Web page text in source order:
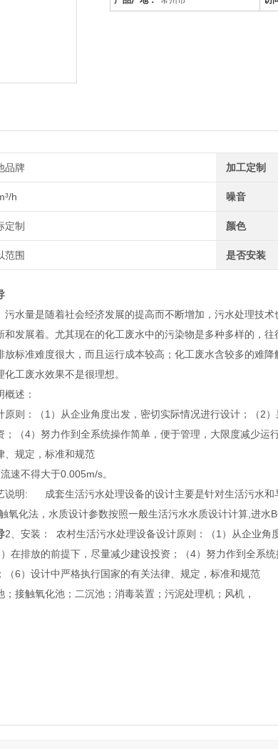
品牌 加工定制
h 噪音
定制 颜色
范围 是否安装
污水量是随着社会经济发展的提高而不断增加，污水处理技
和发展着。尤其现在的化工废水中的污染物是多种多样的，
放标准难度很大，而且运行成本较高；化工废水含较多的难
工废水效果不是很理想。
述：
原则：（1）从企业角度出发，密切实际情况进行设计；（2
；（4）努力作到全系统操作简单，便于管理，大限度减少
、规定，标准和规范
速不得大于0.005m/s。
说明: 成套生活污水处理设备的设计主要是针对生活污水和
氧化法，水质设计参数按照一般生活污水水质设计计算,进
2、安装： 农村生活污水处理设备设计原则：（1）从企业
在排放的前提下，尽量减少建设投资；（4）努力作到全系
（6）设计中严格执行国家的有关法律、规定，标准和规范
接触氧化池；二沉池；消毒装置；污泥处理机；风机，